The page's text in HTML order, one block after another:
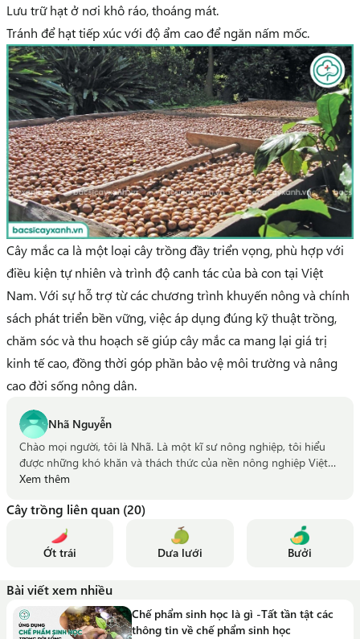
Lưu trữ hạt ở nơi khô ráo, thoáng mát.
Tránh để hạt tiếp xúc với độ ẩm cao để ngăn nấm mốc.
Cây mắc ca là một loại cây trồng đầy triển vọng, phù hợp với
điều kiện tự nhiên và trình độ canh tác của bà con tại Việt
Nam. Với sự hỗ trợ từ các chương trình khuyến nông và chính
sách phát triển bền vững, việc áp dụng đúng kỹ thuật trồng,
chăm sóc và thu hoạch sẽ giúp cây mắc ca mang lại giá trị
kinh tế cao, đồng thời góp phần bảo vệ môi trường và nâng
cao đời sống nông dân.
Nhã Nguyễn
Chào mọi người, tôi là Nhã. Là một kĩ sư nông nghiệp, tôi hiểu
được những khó khăn và thách thức của nền nông nghiệp Việt
Nam. Vì thế sau khi tốt nghiệp tôi đã tham gia làm việc tại Đan
thế giới để tìm hiểu xem quá trình sản xuất của họ như thế nào.
Giờ đây tôi có thể chia sẽ những kiến thức và kinh nghiệm tôi đã
học hỏi được cùng với bà con nông dân, giúp bà con có một vụ
mùa thành công.
Xem thêm
Cây trồng liên quan (20)
Ớt trái Dưa lưới Bưởi
Bài viết xem nhiều
Chế phẩm sinh học là gì -Tất tần tật các
thông tin về chế phẩm sinh học